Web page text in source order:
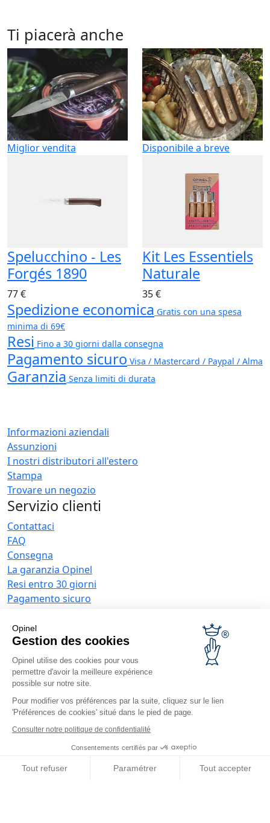
Opinel
Gestion des cookies
Opinel utilise des cookies pour vous
permettre d'avoir la meilleure expérience
possible sur notre site.
Pour modifier vos préférences par la suite, cliquez sur le lien
'Préférences de cookies' situé dans le pied de page.
Consulter notre politique de confidentialité
Consentements certifiés par
Tout refuser Paramétrer Tout accepter
Ti piacerà anche
Miglior vendita
Spelucchino - Les
Forgés 1890
77 €
Disponibile a breve
Kit Les Essentiels
Naturale
35 €
Spedizione economica Gratis con una spesa
minima di 69€
Resi Fino a 30 giorni dalla consegna
Pagamento sicuro Visa / Mastercard / Paypal / Alma
Garanzia Senza limiti di durata
Informazioni aziendali
Assunzioni
I nostri distributori all'estero
Stampa
Trovare un negozio
Servizio clienti
Contattaci
FAQ
Consegna
La garanzia Opinel
Resi entro 30 giorni
Pagamento sicuro
Condizioni generali di vendita
Offerte aziende
Regali d'affari
Ristoratori
Novità Opinel
Ricevi le news
Trovaci